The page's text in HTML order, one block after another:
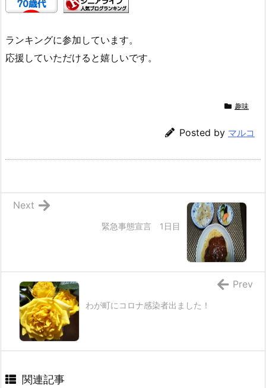
ランキングに参加しています。
応援していただけると嬉しいです。
趣味
Posted by マルコ
緊急事態宣言 1日目
Next
わが町にコロナ感染者出ました！
Prev
関連記事